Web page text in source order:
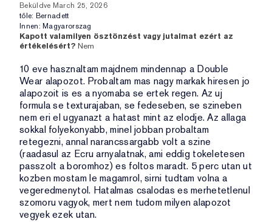
Beküldve March 25, 2026
tőle: Bernadett
Innen: Magyarorszag
Kapott valamilyen ösztönzést vagy jutalmat ezért az
értékelésért? Nem
10 eve hasznaltam majdnem mindennap a Double
Wear alapozot. Probaltam mas nagy markak hiresen jo
alapozoit is es a nyomaba se ertek regen. Az uj
formula se texturajaban, se fedeseben, se szineben
nem eri el ugyanazt a hatast mint az elodje. Az allaga
sokkal folyekonyabb, minel jobban probaltam
retegezni, annal narancssargabb volt a szine
(raadasul az Ecru arnyalatnak, ami eddig tokeletesen
passzolt a boromhoz) es foltos maradt. 5 perc utan ut
kozben mostam le magamrol, sirni tudtam volna a
vegeredmenytol. Hatalmas csalodas es merhetetlenul
szomoru vagyok, mert nem tudom milyen alapozot
vegyek ezek utan.